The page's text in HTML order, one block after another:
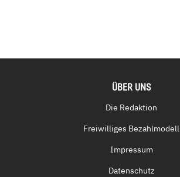
ÜBER UNS
Die Redaktion
Freiwilliges Bezahlmodell
Impressum
Datenschutz